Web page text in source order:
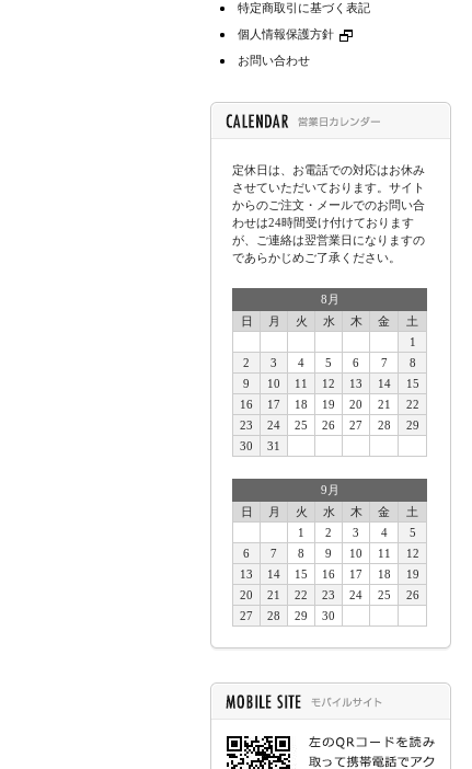
特定商取引に基づく表記
個人情報保護方針
お問い合わせ
定休日は、お電話での対応はお休み
させていただいております。サイト
からのご注文・メールでのお問い合
わせは24時間受け付けております
が、ご連絡は翌営業日になりますの
であらかじめご了承ください。
8月
日
月 火 水 木 金
土
1
2
3 4 5 6 7
8
9
10 11 12 13 14
15
16
17 18 19 20 21
22
23
24 25 26 27 28
29
30
31
9月
日
月 火 水 木 金
土
1
2 3 4
5
6
7 8 9 10 11
12
13
14 15 16 17 18
19
20
21 22 23 24 25
26
27
28 29 30